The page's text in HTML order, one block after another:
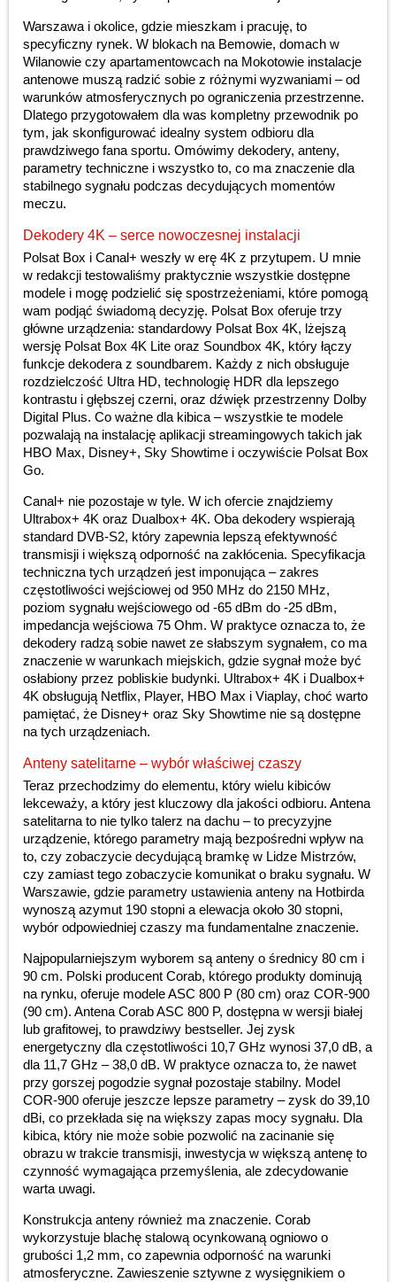
Warszawa i okolice, gdzie mieszkam i pracuję, to
specyficzny rynek. W blokach na Bemowie, domach w
Wilanowie czy apartamentowcach na Mokotowie instalacje
antenowe muszą radzić sobie z różnymi wyzwaniami – od
warunków atmosferycznych po ograniczenia przestrzenne.
Dlatego przygotowałem dla was kompletny przewodnik po
tym, jak skonfigurować idealny system odbioru dla
prawdziwego fana sportu. Omówimy dekodery, anteny,
parametry techniczne i wszystko to, co ma znaczenie dla
stabilnego sygnału podczas decydujących momentów
meczu.
Dekodery 4K – serce nowoczesnej instalacji
Polsat Box i Canal+ weszły w erę 4K z przytupem. U mnie
w redakcji testowaliśmy praktycznie wszystkie dostępne
modele i mogę podzielić się spostrzeżeniami, które pomogą
wam podjąć świadomą decyzję. Polsat Box oferuje trzy
główne urządzenia: standardowy Polsat Box 4K, lżejszą
wersję Polsat Box 4K Lite oraz Soundbox 4K, który łączy
funkcje dekodera z soundbarem. Każdy z nich obsługuje
rozdzielczość Ultra HD, technologię HDR dla lepszego
kontrastu i głębszej czerni, oraz dźwięk przestrzenny Dolby
Digital Plus. Co ważne dla kibica – wszystkie te modele
pozwalają na instalację aplikacji streamingowych takich jak
HBO Max, Disney+, Sky Showtime i oczywiście Polsat Box
Go.
Canal+ nie pozostaje w tyle. W ich ofercie znajdziemy
Ultrabox+ 4K oraz Dualbox+ 4K. Oba dekodery wspierają
standard DVB-S2, który zapewnia lepszą efektywność
transmisji i większą odporność na zakłócenia. Specyfikacja
techniczna tych urządzeń jest imponująca – zakres
częstotliwości wejściowej od 950 MHz do 2150 MHz,
poziom sygnału wejściowego od -65 dBm do -25 dBm,
impedancja wejściowa 75 Ohm. W praktyce oznacza to, że
dekodery radzą sobie nawet ze słabszym sygnałem, co ma
znaczenie w warunkach miejskich, gdzie sygnał może być
osłabiony przez pobliskie budynki. Ultrabox+ 4K i Dualbox+
4K obsługują Netflix, Player, HBO Max i Viaplay, choć warto
pamiętać, że Disney+ oraz Sky Showtime nie są dostępne
na tych urządzeniach.
Anteny satelitarne – wybór właściwej czaszy
Teraz przechodzimy do elementu, który wielu kibiców
lekceważy, a który jest kluczowy dla jakości odbioru. Antena
satelitarna to nie tylko talerz na dachu – to precyzyjne
urządzenie, którego parametry mają bezpośredni wpływ na
to, czy zobaczycie decydującą bramkę w Lidze Mistrzów,
czy zamiast tego zobaczycie komunikat o braku sygnału. W
Warszawie, gdzie parametry ustawienia anteny na Hotbirda
wynoszą azymut 190 stopni a elewacja około 30 stopni,
wybór odpowiedniej czaszy ma fundamentalne znaczenie.
Najpopularniejszym wyborem są anteny o średnicy 80 cm i
90 cm. Polski producent Corab, którego produkty dominują
na rynku, oferuje modele ASC 800 P (80 cm) oraz COR-900
(90 cm). Antena Corab ASC 800 P, dostępna w wersji białej
lub grafitowej, to prawdziwy bestseller. Jej zysk
energetyczny dla częstotliwości 10,7 GHz wynosi 37,0 dB, a
dla 11,7 GHz – 38,0 dB. W praktyce oznacza to, że nawet
przy gorszej pogodzie sygnał pozostaje stabilny. Model
COR-900 oferuje jeszcze lepsze parametry – zysk do 39,10
dBi, co przekłada się na większy zapas mocy sygnału. Dla
kibica, który nie może sobie pozwolić na zacinanie się
obrazu w trakcie transmisji, inwestycja w większą antenę to
czynność wymagająca przemyślenia, ale zdecydowanie
warta uwagi.
Konstrukcja anteny również ma znaczenie. Corab
wykorzystuje blachę stalową ocynkowaną ogniowo o
grubości 1,2 mm, co zapewnia odporność na warunki
atmosferyczne. Zawieszenie sztywne z wysięgnikiem o